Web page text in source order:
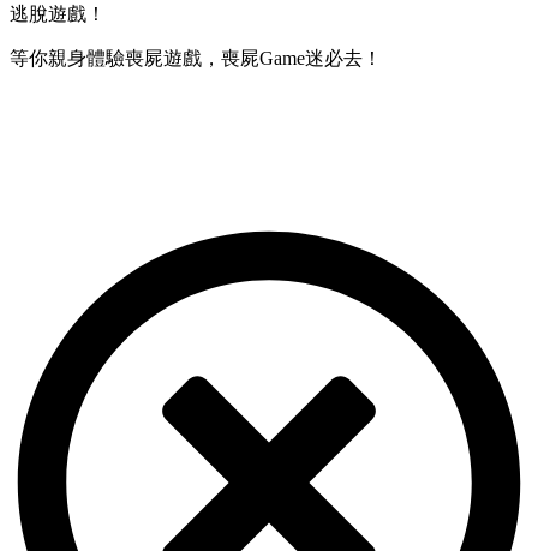
逃脫遊戲！
等你親身體驗喪屍遊戲，喪屍Game迷必去！